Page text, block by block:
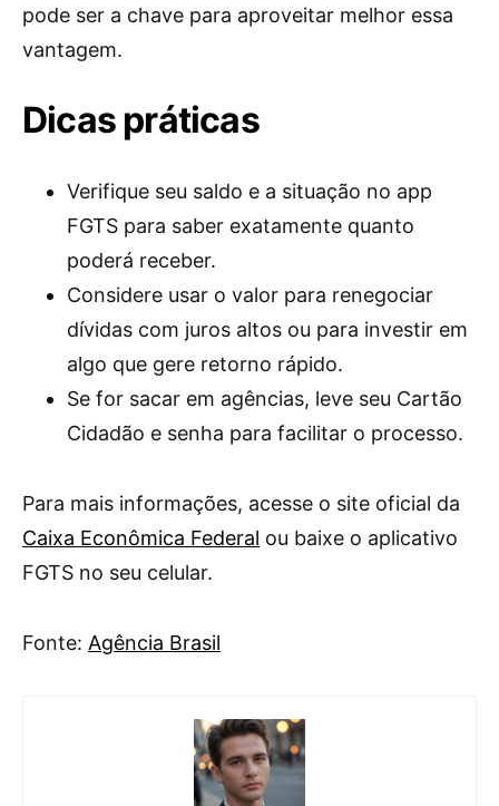
pode ser a chave para aproveitar melhor essa
vantagem.
Dicas práticas
Verifique seu saldo e a situação no app
FGTS para saber exatamente quanto
poderá receber.
Considere usar o valor para renegociar
dívidas com juros altos ou para investir em
algo que gere retorno rápido.
Se for sacar em agências, leve seu Cartão
Cidadão e senha para facilitar o processo.
Para mais informações, acesse o site oficial da
Caixa Econômica Federal ou baixe o aplicativo
FGTS no seu celular.
Fonte: Agência Brasil